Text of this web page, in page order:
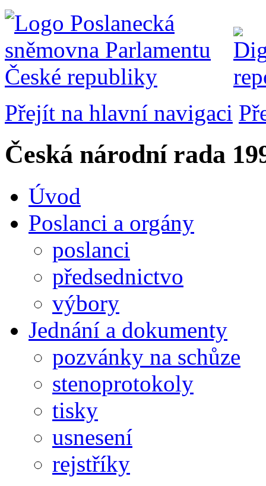
Přejít na hlavní navigaci
Česká národní rada
Úvod
Poslanci a orgány
poslanci
předsednictvo
výbory
Jednání a dokumenty
pozvánky na schůze
stenoprotokoly
tisky
usnesení
rejstříky